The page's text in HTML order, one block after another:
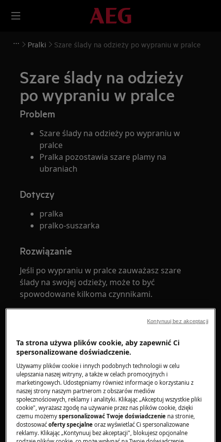
Pralki Szare ślady na odzieży po wypraniu w pralce
Szare ślady na odzieży
po wypraniu w pralce
Problem
Szare ślady na odzieży po wypraniu w
pralce
Pralka pozostawia szare plamy na
ubraniach
Dotyczy
pralka
pralko-suszarka
Rozwiązanie
Jeśli po wypraniu w pralce zauważasz szare
ślady na swojej odzieży, może to być
spowodowane kilkoma czynnikami.
nalotu lub osadów w bębnie pralki, które
przenoszą się na ubrania podczas cyklu prania.
Innym możliwym powodem jest używanie zbyt
dużej ilości detergentu lub niewłaściwego
środka czyszczącego, który może pozostawiać
resztki na odzieży.
Dodatkowo, jeśli pralka nie jest odpowiednio
czyszczona i konserwowana, może to prowadzić
do powstawania zabrudzeń i zanieczyszczeń,
Ta strona używa plików cookie, aby zapewnić Ci
spersonalizowane doświadczenie.
Używamy plików cookie i innych podobnych technologii w celu
ulepszania naszej witryny, a także w celach promocyjnych i
marketingowych. Udostępniamy również informacje o korzystaniu z
naszej strony naszym partnerom z obszarów mediów
społecznościowych, reklamy i analityki. Klikając „Akceptuj wszystkie pliki
cookie", wyrażasz zgodę na używanie przez nas plików cookie, dzięki
czemu możemyspersonalizować Twoje doświadczenie na stronie,
dostosowaćoferty specjalne oraz wyświetlać Ci spersonalizowane
reklamy. Klikając „Kontynuuj bez akceptacji", blokujesz opcjonalne
Kontynuuj bez akceptacji